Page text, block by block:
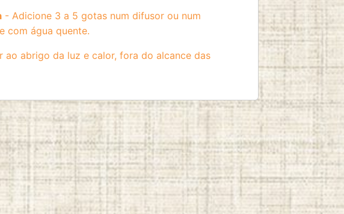
- Adicione 3 a 5 gotas num difusor ou num
com água quente.
ao abrigo da luz e calor, fora do alcance das